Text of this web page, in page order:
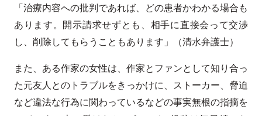
「治療内容への批判であれば、どの患者かわかる場合も
あります。開示請求せずとも、相手に直接会って交渉
し、削除してもらうこともあります」（清水弁護士）
また、ある作家の女性は、作家とファンとして知り合っ
た元友人とのトラブルをきっかけに、ストーカー、脅迫
など違法な行為に関わっているなどの事実無根の指摘を